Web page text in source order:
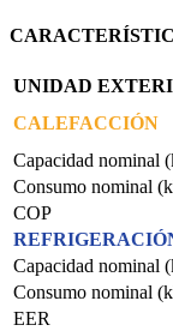
UNIDAD
CALEFACCIÓN
Capacidad nominal
Consumo nominal
COP
Capacidad nominal
Consumo nominal
EER